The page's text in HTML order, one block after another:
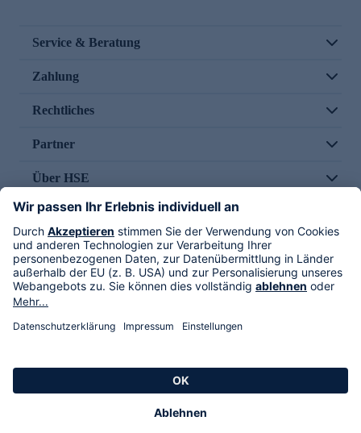
Service & Beratung
Zahlung
Rechtliches
Partner
Über HSE
Im TV
HSE International